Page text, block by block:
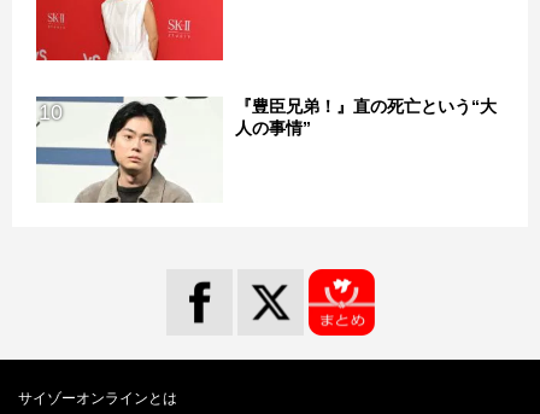
10
『豊臣兄弟！』直の死亡という“大
人の事情”
サイゾーオンラインとは